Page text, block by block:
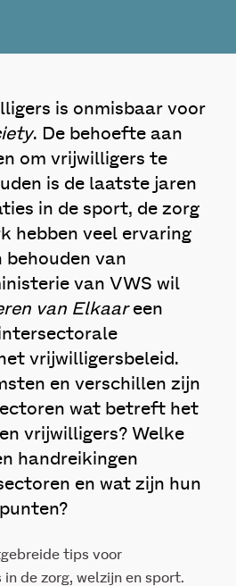
is onmisbaar voor
. De behoefte aan
om vrijwilligers te
is de laatste jaren
in de sport, de zorg
hebben veel ervaring
behouden van
van VWS wil
van Elkaareen
vrijwilligersbeleid.
en verschillen zijn
wat betreft het
vrijwilligers? Welke
handreikingen
en wat zijn hun
tips voor
de zorg, welzijn en sport.